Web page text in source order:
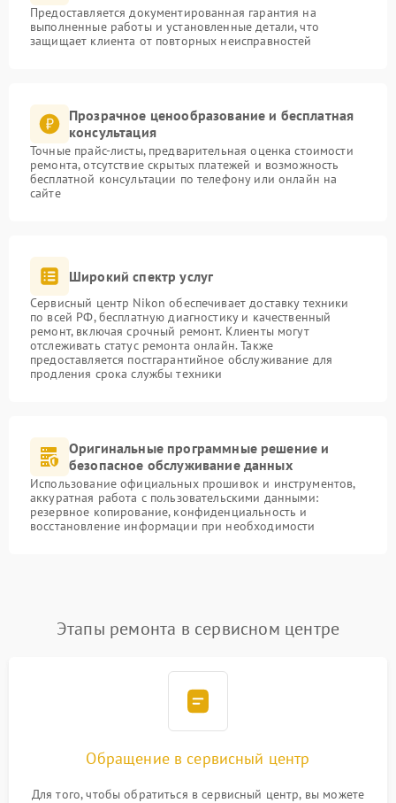
Предоставляется документированная гарантия на
выполненные работы и установленные детали, что
защищает клиента от повторных неисправностей
Прозрачное ценообразование и бесплатная
консультация
Точные прайс-листы, предварительная оценка стоимости
ремонта, отсутствие скрытых платежей и возможность
бесплатной консультации по телефону или онлайн на
сайте
Широкий спектр услуг
Сервисный центр Nikon обеспечивает доставку техники
по всей РФ, бесплатную диагностику и качественный
ремонт, включая срочный ремонт. Клиенты могут
отслеживать статус ремонта онлайн. Также
предоставляется постгарантийное обслуживание для
продления срока службы техники
Оригинальные программные решение и
безопасное обслуживание данных
Использование официальных прошивок и инструментов,
аккуратная работа с пользовательскими данными:
резервное копирование, конфиденциальность и
восстановление информации при необходимости
Этапы ремонта в сервисном центре
Обращение в сервисный центр
Для того, чтобы обратиться в сервисный центр, вы можете